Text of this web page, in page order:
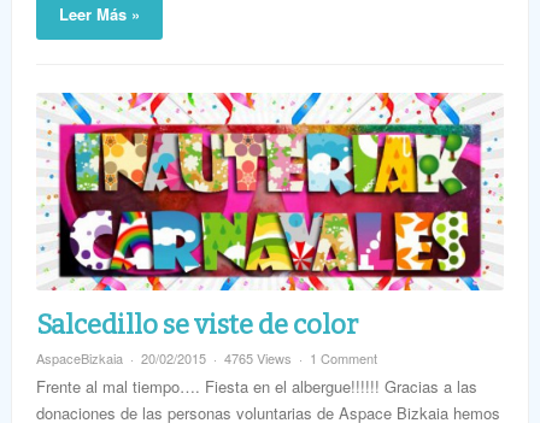
Leer Más »
Salcedillo se viste de color
AspaceBizkaia 20/02/2015 4765 Views 1 Comment
Frente al mal tiempo…. Fiesta en el albergue!!!!!! Gracias a las
donaciones de las personas voluntarias de Aspace Bizkaia hemos